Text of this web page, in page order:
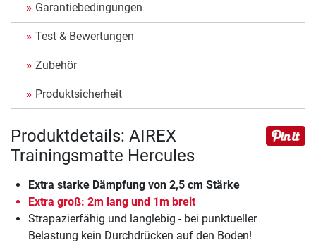
Garantiebedingungen
Test & Bewertungen
Zubehör
Produktsicherheit
Produktdetails: AIREX
Trainingsmatte Hercules
Extra starke Dämpfung von 2,5 cm Stärke
Extra groß: 2m lang und 1m breit
Strapazierfähig und langlebig - bei punktueller
Belastung kein Durchdrücken auf den Boden!